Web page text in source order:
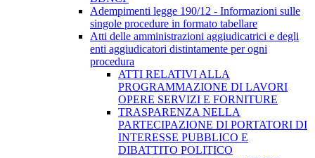
Adempimenti legge 190/12 - Informazioni sulle
singole procedure in formato tabellare
Atti delle amministrazioni aggiudicatrici e degli
enti aggiudicatori distintamente per ogni
procedura
ATTI RELATIVI ALLA
PROGRAMMAZIONE DI LAVORI
OPERE SERVIZI E FORNITURE
TRASPARENZA NELLA
PARTECIPAZIONE DI PORTATORI DI
INTERESSE PUBBLICO E
DIBATTITO POLITICO